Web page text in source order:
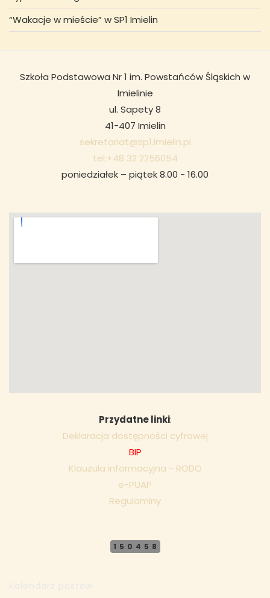
“Wakacje w mieście” w SP1 Imielin
Szkoła Podstawowa Nr 1 im. Powstańców Śląskich w
Imielinie
ul. Sapety 8
41-407 Imielin
sekretariat@sp1.imielin.pl
tel:+48 32 2256054
poniedziałek – piątek 8.00 - 16.00
Przydatne linki:
Deklaracja dostępności cyfrowej
BIP
Klauzula informacyjna - RODO
e-PUAP
Regulaminy
150458